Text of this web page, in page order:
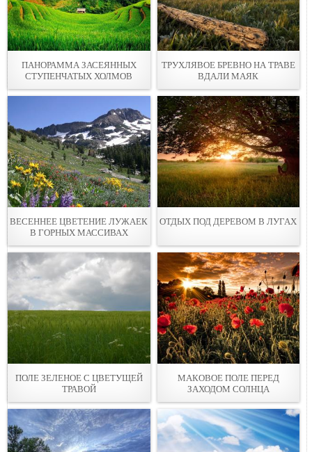
ПАНОРАММА ЗАСЕЯННЫХ
СТУПЕНЧАТЫХ ХОЛМОВ
ТРУХЛЯВОЕ БРЕВНО НА ТРАВЕ
ВДАЛИ МАЯК
ВЕСЕННЕЕ ЦВЕТЕНИЕ ЛУЖАЕК
В ГОРНЫХ МАССИВАХ
ОТДЫХ ПОД ДЕРЕВОМ В ЛУГАХ
ПОЛЕ ЗЕЛЕНОЕ С ЦВЕТУЩЕЙ
ТРАВОЙ
МАКОВОЕ ПОЛЕ ПЕРЕД
ЗАХОДОМ СОЛНЦА